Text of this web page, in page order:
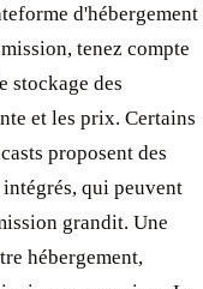
d'hébergement
tenez compte
stockage des
et les prix. Certains
proposent des
qui peuvent
grandit. Une
hébergement,